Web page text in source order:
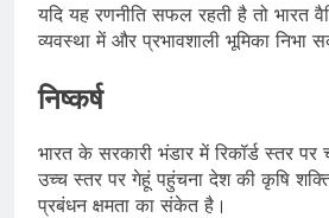
यदि यह रणनीति सफल रहती है तो भारत
व्यवस्था में और प्रभावशाली भूमिका निभा
निष्कर्ष
भारत के सरकारी भंडार में रिकॉर्ड स्तर
उच्च स्तर पर गेहूं पहुंचना देश की कृषि
प्रबंधन क्षमता का संकेत है।